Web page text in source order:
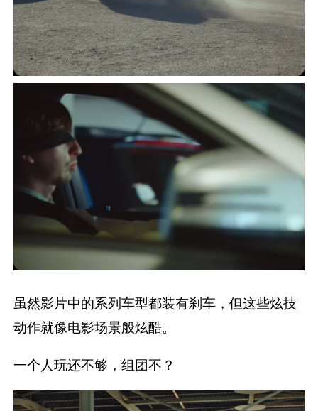
虽然影片中的系列车型都装有刹车，但这些炫技
动作就像电影场景般炫酷。
一个人玩还不够，组团不？